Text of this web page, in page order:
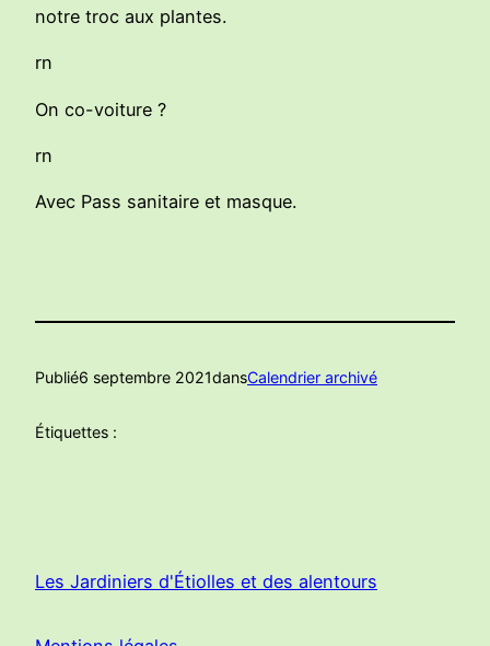
notre troc aux plantes.
rn
On co-voiture ?
rn
Avec Pass sanitaire et masque.
Publié6 septembre 2021dansCalendrier archivé
Étiquettes :
Les Jardiniers d'Étiolles et des alentours